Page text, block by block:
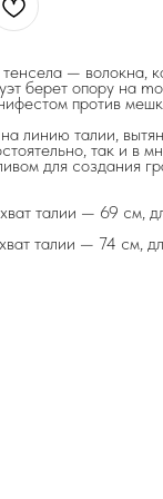
— волокна,
берет опору на
против
линию талии,
так и в
для создания
талии — 69 см,
талии — 74 см,